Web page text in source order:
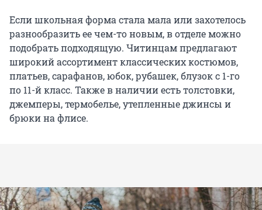
Если школьная форма стала мала или захотелось
разнообразить ее чем-то новым, в отделе можно
подобрать подходящую. Читинцам предлагают
широкий ассортимент классических костюмов,
платьев, сарафанов, юбок, рубашек, блузок с 1-го
по 11-й класс. Также в наличии есть толстовки,
джемперы, термобелье, утепленные джинсы и
брюки на флисе.